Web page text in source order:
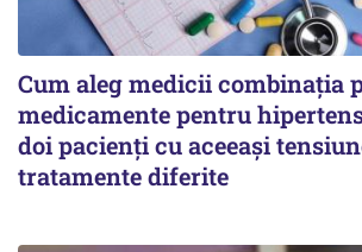
Cum aleg medicii combinația
medicamente pentru
doi pacienți cu aceeași
tratamente diferite